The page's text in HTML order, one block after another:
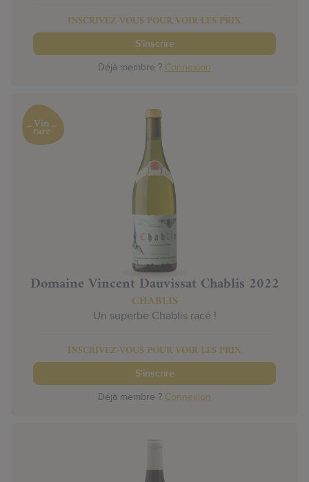
INSCRIVEZ-VOUS POUR VOIR LES PRIX
S'inscrire
Déjà membre ? Connexion
Domaine Vincent Dauvissat Chablis 2022
CHABLIS
Un superbe Chablis racé !
INSCRIVEZ-VOUS POUR VOIR LES PRIX
S'inscrire
Déjà membre ? Connexion